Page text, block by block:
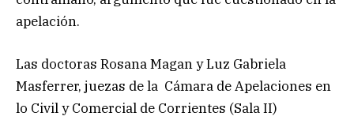
apelación.
Las doctoras Rosana Magan y Luz Gabriela
Masferrer, juezas de la Cámara de Apelaciones en
lo Civil y Comercial de Corrientes (Sala II)